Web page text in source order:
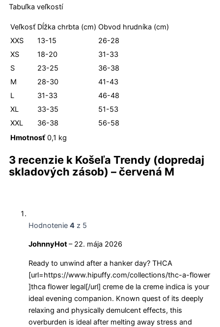
Tabuľka veľkostí
Veľkosť Dĺžka chrbta (cm) Obvod hrudníka (cm)
XXS
13-15
26-28
XS
18-20
31-33
S
23-25
36-38
M
28-30
41-43
L
31-33
46-48
XL
33-35
51-53
XXL
36-38
56-58
Hmotnosť 0,1 kg
3 recenzie k Košeľa Trendy (dopredaj
skladových zásob) – červená M
Hodnotenie 4 z 5
JohnnyHot– 22. mája 2026
Ready to unwind after a hanker day? THCA
[url=https://www.hipuffy.com/collections/thc-a-flower
]thca flower legal[/url] creme de la creme indica is your
ideal evening companion. Known quest of its deeply
relaxing and physically demulcent effects, this
overburden is ideal after melting away stress and